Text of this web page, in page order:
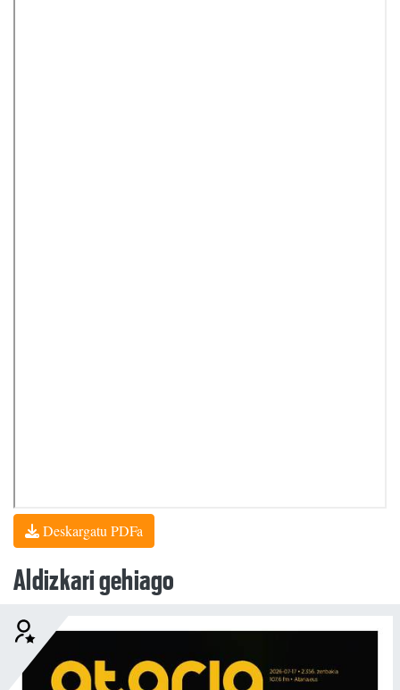
Deskargatu PDFa
Aldizkari gehiago